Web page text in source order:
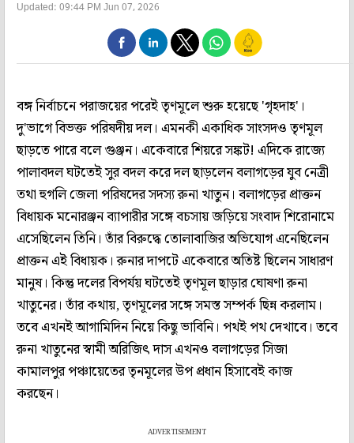
Updated: 09:44 PM Jun 07, 2026
বঙ্গ নির্বাচনে পরাজয়ের পরেই তৃণমূলে শুরু হয়েছে 'গৃহদাহ'।
দু'ভাগে বিভক্ত পরিষদীয় দল। এমনকী একাধিক সাংসদও তৃণমূল
ছাড়তে পারে বলে গুঞ্জন। একেবারে শিয়রে সঙ্কট! এদিকে রাজ্যে
পালাবদল ঘটতেই সুর বদল করে দল ছাড়লেন বলাগড়ের যুব নেত্রী
তথা হুগলি জেলা পরিষদের সদস্য রুনা খাতুন। বলাগড়ের প্রাক্তন
বিধায়ক মনোরঞ্জন ব্যাপারীর সঙ্গে বচসায় জড়িয়ে সংবাদ শিরোনামে
এসেছিলেন তিনি। তাঁর বিরুদ্ধে তোলাবাজির অভিযোগ এনেছিলেন
প্রাক্তন এই বিধায়ক। রুনার দাপটে একেবারে অতিষ্ট ছিলেন সাধারণ
মানুষ। কিন্তু দলের বিপর্যয় ঘটতেই তৃণমূল ছাড়ার ঘোষণা রুনা
খাতুনের। তাঁর কথায়, তৃণমূলের সঙ্গে সমস্ত সম্পর্ক ছিন্ন করলাম।
তবে এখনই আগামিদিন নিয়ে কিছু ভাবিনি। পথই পথ দেখাবে। তবে
রুনা খাতুনের স্বামী অরিজিৎ দাস এখনও বলাগড়ের সিজা
কামালপুর পঞ্চায়েতের তৃনমূলের উপ প্রধান হিসাবেই কাজ
করছেন।
ADVERTISEMENT